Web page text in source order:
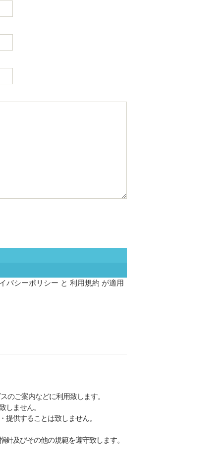
バシーポリシー と 利用規約 が適用
のご案内などに利用致します。
しません。
提供することは致しません。
針及びその他の規範を遵守致します。